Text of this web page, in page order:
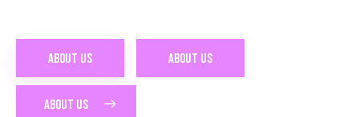
ABOUT US ABOUT US
ABOUT US